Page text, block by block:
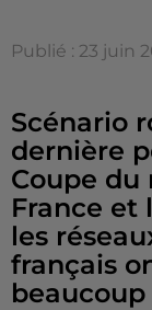
Publié : 23 juin
Scénario
dernière
Coupe du
France et
les
français